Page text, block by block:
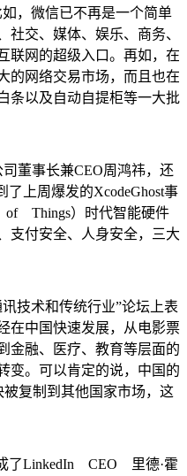
，微信已不再是一个简单
社交、媒体、娱乐、商务、
联网的超级入口。再如，在
的网络交易市场，而且也在
条以及自动自提柜等一大批
董事长兼CEO周鸿祎，还
了上周爆发的XcodeGhost事
of Things）时代智能硬件
支付安全、人身安全，三大
技术和传统行业”论坛上表
在中国快速发展，从电影票
金融、医疗、教育等层面的
变。可以肯定的说，中国的
复制到其他国家市场，这
了LinkedIn CEO 里德·霍